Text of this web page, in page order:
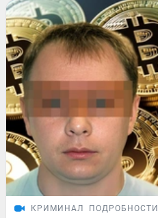
КРИМИНАЛ ПОДРОБНОСТИ